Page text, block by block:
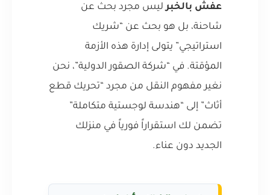
عفش بالخبرليس مجرد بحث عن
شاحنة، بل هو بحث عن “شريك
استراتيجي” يتولى إدارة هذه الأزمة
المؤقتة. في “شركة الصقور الدولية”، نحن
نغير مفهوم النقل من مجرد “تحريك قطع
أثاث” إلى “هندسة لوجستية متكاملة”
تضمن لك استقراراً فورياً في منزلك
الجديد دون عناء.